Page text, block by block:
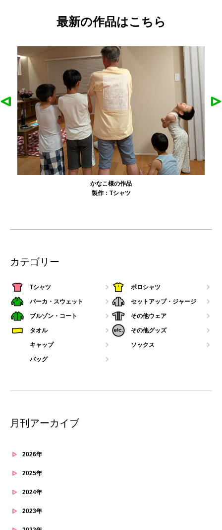
最新の作品はこちら
農工大硬式庭球部様の作品
製作：Tシャツ
カテゴリー
Tシャツ ポロシャツ
パーカ・スウェット セットアップ・ジャージ
ブルゾン・コート その他ウェア
タオル その他グッズ
キャップ ソックス
バッグ
月刊アーカイブ
2026年
2025年
2024年
2023年